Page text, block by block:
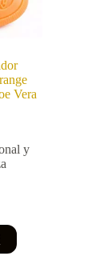
Vera
y